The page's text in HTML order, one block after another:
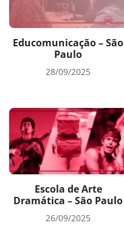
Educomunicação – São
Paulo
28/09/2025
Escola de Arte
Dramática – São Paulo
26/09/2025